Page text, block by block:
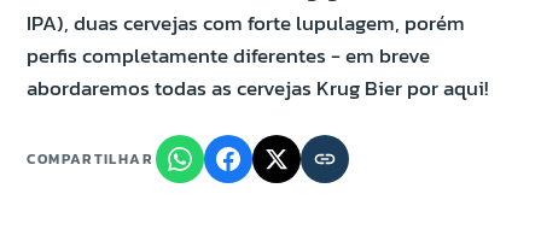
IPA), duas cervejas com forte lupulagem, porém
perfis completamente diferentes - em breve
abordaremos todas as cervejas Krug Bier por aqui!
COMPARTILHAR